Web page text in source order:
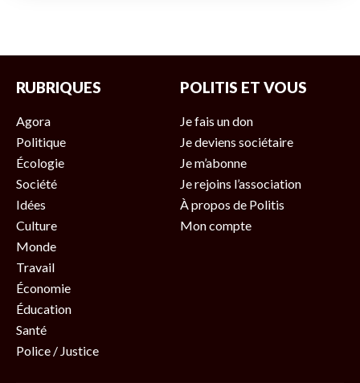
RUBRIQUES
Agora
Politique
Écologie
Société
Idées
Culture
Monde
Travail
Économie
Éducation
Santé
Police / Justice
POLITIS ET VOUS
Je fais un don
Je deviens sociétaire
Je m’abonne
Je rejoins l’association
À propos de Politis
Mon compte